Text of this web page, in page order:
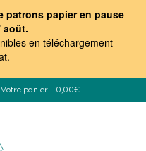
patrons papier en pause
août.
en téléchargement
.
Votre panier - 0,00€